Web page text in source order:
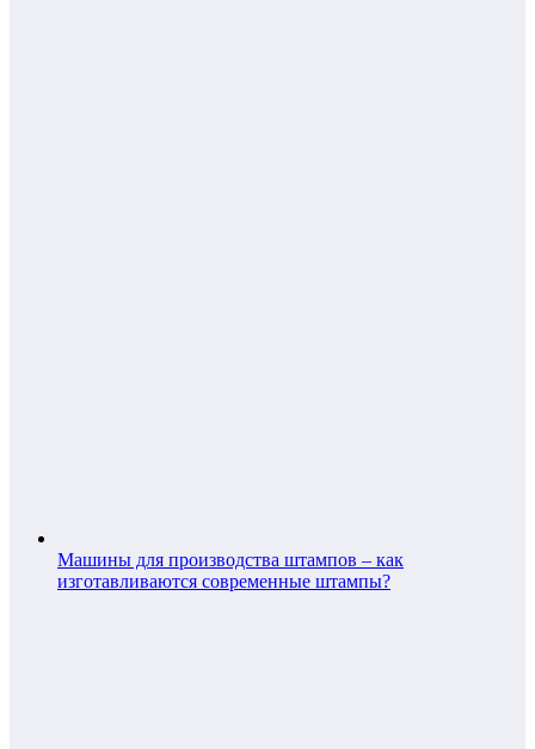
Машины для производства штампов – как
изготавливаются современные штампы?